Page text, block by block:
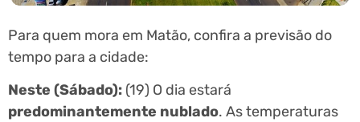
Para quem mora em Matão, confira a previsão do
tempo para a cidade:
Neste (Sábado): (19) O dia estará
predominantemente nublado. As temperaturas